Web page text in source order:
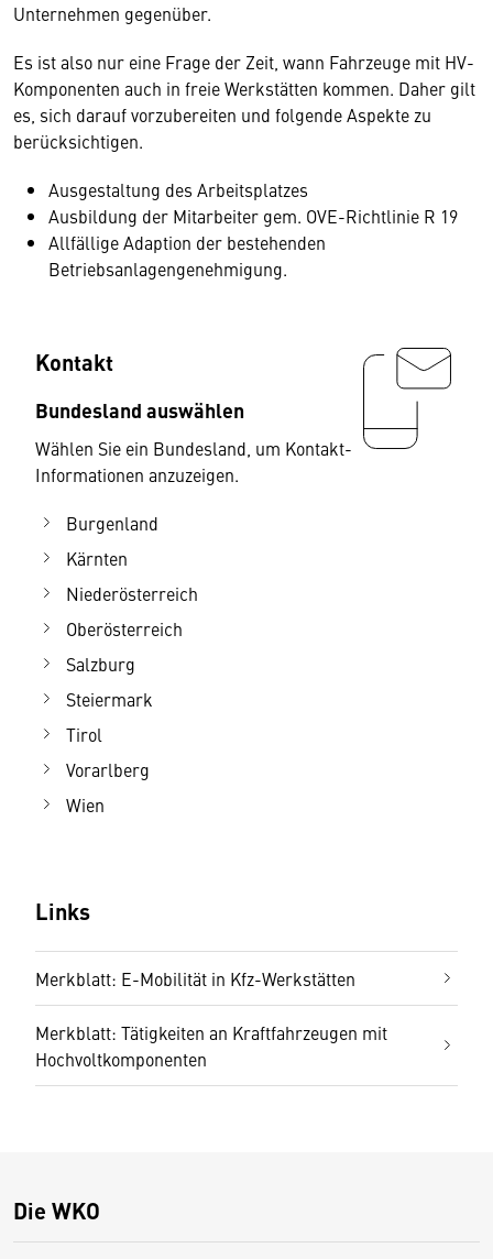
Unternehmen gegenüber.
Es ist also nur eine Frage der Zeit, wann Fahrzeuge mit HV-
Komponenten auch in freie Werkstätten kommen. Daher gilt
es, sich darauf vorzubereiten und folgende Aspekte zu
berücksichtigen.
Ausgestaltung des Arbeitsplatzes
Ausbildung der Mitarbeiter gem. OVE-Richtlinie R 19
Allfällige Adaption der bestehenden
Betriebsanlagengenehmigung.
Kontakt
Bundesland auswählen
Wählen Sie ein Bundesland, um Kontakt-
Informationen anzuzeigen.
Burgenland
Kärnten
Niederösterreich
Oberösterreich
Salzburg
Steiermark
Tirol
Vorarlberg
Wien
Links
Merkblatt: E-Mobilität in Kfz-Werkstätten
Merkblatt: Tätigkeiten an Kraftfahrzeugen mit
Hochvoltkomponenten
Die WKO